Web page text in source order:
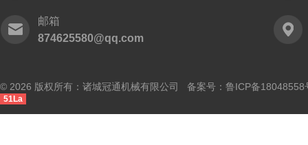
邮箱
874625580@qq.com
© 2026 版权所有：诸城冠通机械有限公司 备案号： 鲁ICP备18048558
51La